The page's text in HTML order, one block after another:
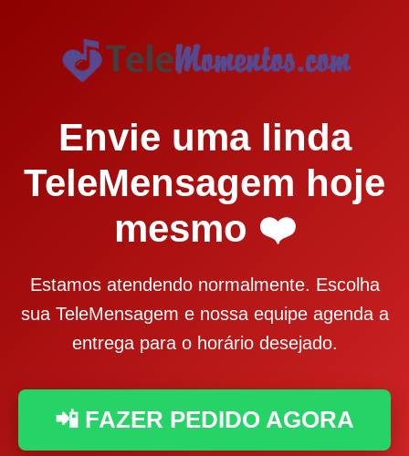
Envie uma linda
TeleMensagem hoje
mesmo ❤️
Estamos atendendo normalmente. Escolha
sua TeleMensagem e nossa equipe agenda a
entrega para o horário desejado.
📲 FAZER PEDIDO AGORA